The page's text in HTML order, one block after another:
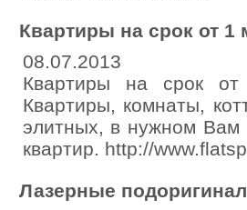
Квартиры на срок от 1
08.07.2013
Квартиры на срок
Квартиры, комнаты,
элитных, в нужном
квартир. http://
Лазерные